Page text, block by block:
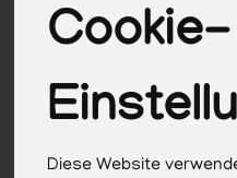
Cookie-
Diese Website